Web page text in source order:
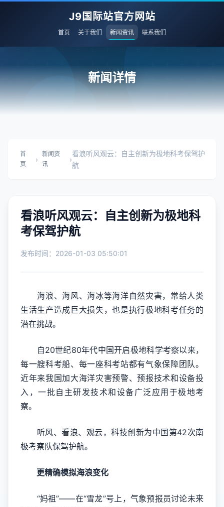
J9国际站官方网站
首页 关于我们 新闻资讯 联系我们
新闻详情
首
页
›
新闻资
讯
›
看浪听风观云：自主创新为极地科考保驾护
航
看浪听风观云：自主创新为极地科
考保驾护航
发布时间：2026-01-03 05:50:01
海浪、海风、海冰等海洋自然灾害，常给人类
生活生产造成巨大损失，也是执行极地科考任务的
潜在挑战。
自20世纪80年代中国开启极地科学考察以来，
每一艘科考船、每一座科考站都有气象保障团队。
近年来我国加大海洋灾害预警、预报技术和设备投
入，一批自主研发技术和设备广泛应用于极地考
察。
听风、看浪、观云，科技创新为中国第42次南
极考察队保驾护航。
更精确模拟海浪变化
“妈祖”——在“雪龙”号上，气象预报员讨论未来